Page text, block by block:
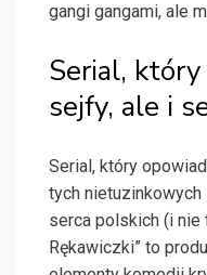
gangi gangami, ale
Serial,
sejfy, ale i
Serial, który
tych
serca polskich (i nie
Rękawiczki” to